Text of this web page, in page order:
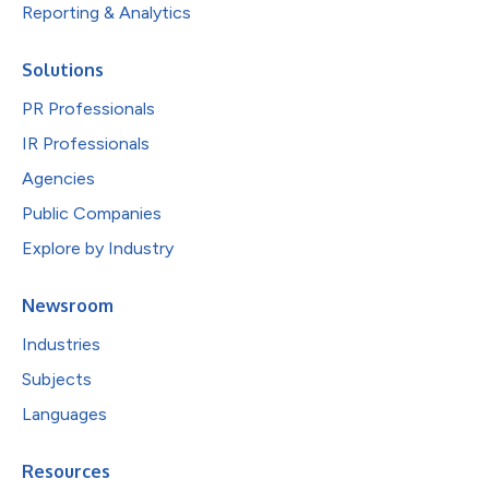
Reporting & Analytics
Solutions
PR Professionals
IR Professionals
Agencies
Public Companies
Explore by Industry
Newsroom
Industries
Subjects
Languages
Resources